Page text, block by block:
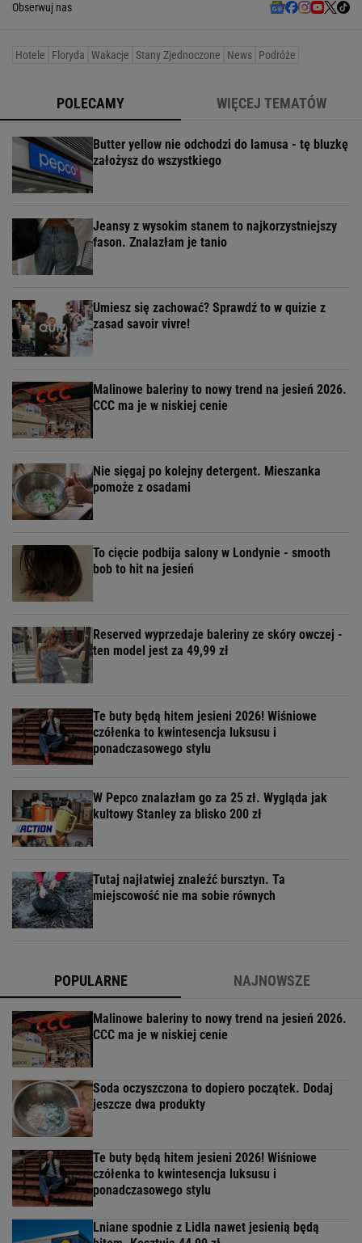
Obserwuj nas
Hotele Floryda Wakacje Stany Zjednoczone News Podróże
POLECAMY WIĘCEJ TEMATÓW
Butter yellow nie odchodzi do lamusa - tę bluzkę
założysz do wszystkiego
Jeansy z wysokim stanem to najkorzystniejszy
fason. Znalazłam je tanio
Umiesz się zachować? Sprawdź to w quizie z
zasad savoir vivre!
Malinowe baleriny to nowy trend na jesień 2026.
CCC ma je w niskiej cenie
Nie sięgaj po kolejny detergent. Mieszanka
pomoże z osadami
To cięcie podbija salony w Londynie - smooth
bob to hit na jesień
Reserved wyprzedaje baleriny ze skóry owczej -
ten model jest za 49,99 zł
Te buty będą hitem jesieni 2026! Wiśniowe
czółenka to kwintesencja luksusu i
ponadczasowego stylu
W Pepco znalazłam go za 25 zł. Wygląda jak
kultowy Stanley za blisko 200 zł
Tutaj najłatwiej znaleźć bursztyn. Ta
miejscowość nie ma sobie równych
POPULARNE NAJNOWSZE
Malinowe baleriny to nowy trend na jesień 2026.
CCC ma je w niskiej cenie
Soda oczyszczona to dopiero początek. Dodaj
jeszcze dwa produkty
Te buty będą hitem jesieni 2026! Wiśniowe
czółenka to kwintesencja luksusu i
ponadczasowego stylu
Lniane spodnie z Lidla nawet jesienią będą